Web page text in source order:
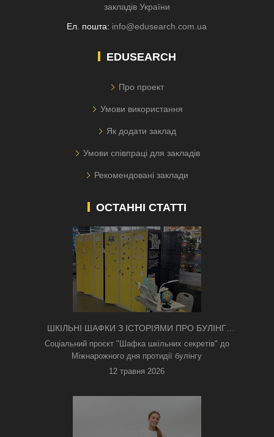
закладів України
Ел. пошта: info@edusearch.com.ua
EDUSEARCH
Про проект
Умови використання
Як додати заклад
Умови співпраці для закладів
Рекомендовані заклади
ОСТАННІ СТАТТІ
ШКІЛЬНІ ШАФКИ З ІСТОРІЯМИ ПРО БУЛІНГ
З'ЯВИЛИСЯ В КИЄВІ
Соціальний проєкт "Шафка шкільних секретів" до
Міжнарожного дня протидії булінгу
12 травня 2026